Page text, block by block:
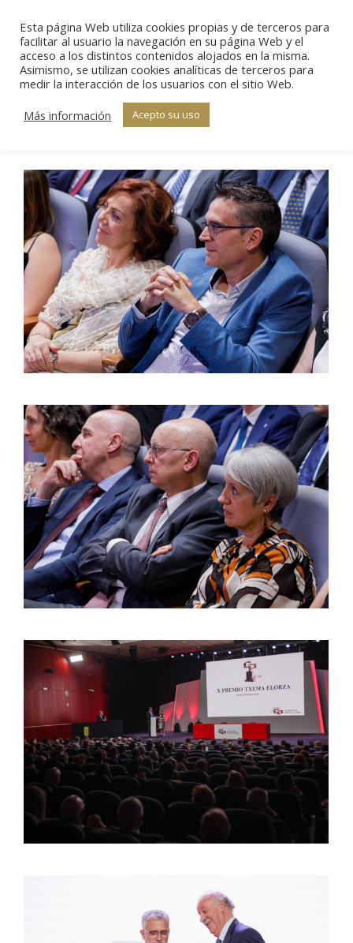
X Edición –
Galería
Estás aquí: Inicio
Galería
Esta página Web utiliza cookies propias y de terceros para
facilitar al usuario la navegación en su página Web y el
acceso a los distintos contenidos alojados en la misma.
Asimismo, se utilizan cookies analíticas de terceros para
medir la interacción de los usuarios con el sitio Web.
Más información
Acepto su uso